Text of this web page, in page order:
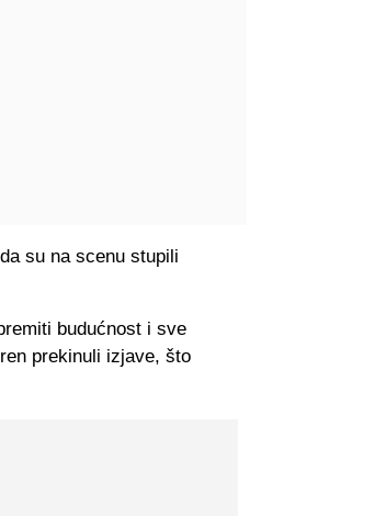
su na scenu stupili
budućnost i sve
prekinuli izjave, što